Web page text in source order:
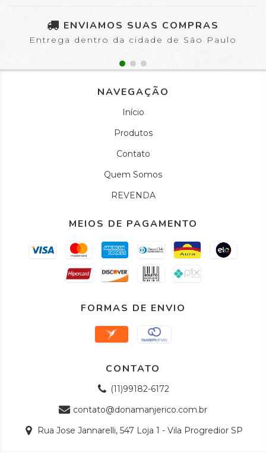
ENVIAMOS SUAS COMPRAS
Entrega dentro da cidade de São Paulo
NAVEGAÇÃO
Início
Produtos
Contato
Quem Somos
REVENDA
MEIOS DE PAGAMENTO
FORMAS DE ENVIO
CONTATO
(11)99182-6172
contato@donamanjerico.com.br
Rua Jose Jannarelli, 547 Loja 1 - Vila Progredior SP